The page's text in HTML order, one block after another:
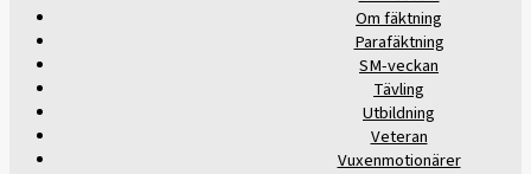
Om fäktning
Parafäktning
SM-veckan
Tävling
Utbildning
Veteran
Vuxenmotionärer